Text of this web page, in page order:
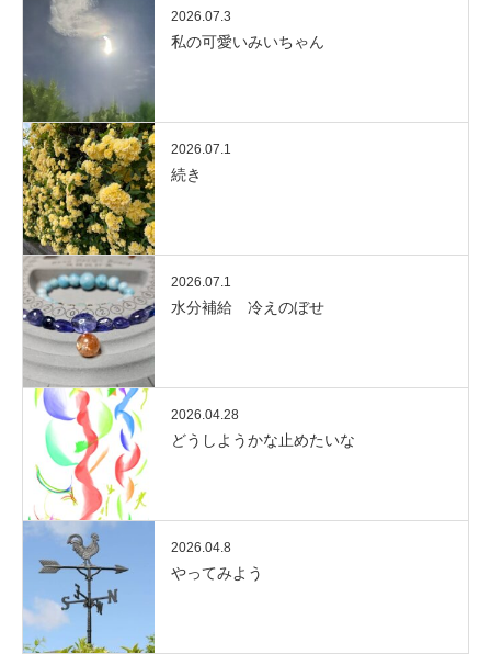
2026.07.3
私の可愛いみいちゃん
2026.07.1
続き
2026.07.1
水分補給 冷えのぼせ
2026.04.28
どうしようかな止めたいな
2026.04.8
やってみよう